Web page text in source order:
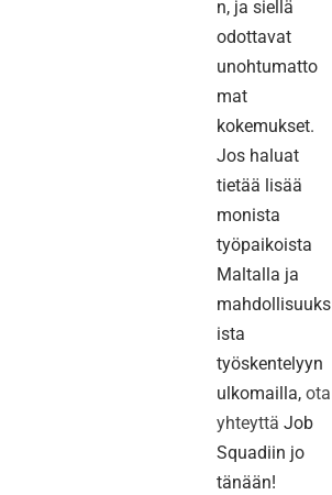
n, ja siellä
odottavat
unohtumatto
mat
kokemukset.
Jos haluat
tietää lisää
monista
työpaikoista
Maltalla ja
mahdollisuuks
ista
työskentelyyn
ulkomailla, ota
yhteyttä Job
Squadiin jo
tänään!